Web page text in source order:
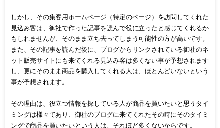
しかし、その集客用ホームページ（特定のページ）を訪問してくれた
見込み客は、御社で作った記事を読んで役に立ったと感じてくれるか
もしれませんが、そのまま立ち去ってしまう可能性の方が高いです。
また、その記事を読んだ後に、ブログからリンクされている御社のネ
ット販売サイトにも来てくれる見込み客は多くない事が予想されます
し、更にそのまま商品を購入してくれる人は、ほとんどいないという
事が予想されます。
その理由は、役立つ情報を探している人が商品を買いたいと思うタイ
ミングは様々であり、御社のブログに来てくれたその時にそのタイミ
ングで商品を買いたいという人は、それほど多くないからです。